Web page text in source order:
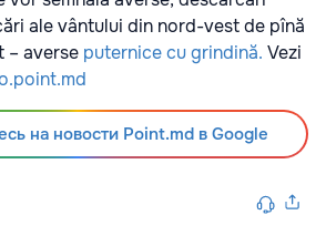
ale vântului din nord-vest de pînă
– averse puternice cu grindină. Vezi
на новости Point.md в Google